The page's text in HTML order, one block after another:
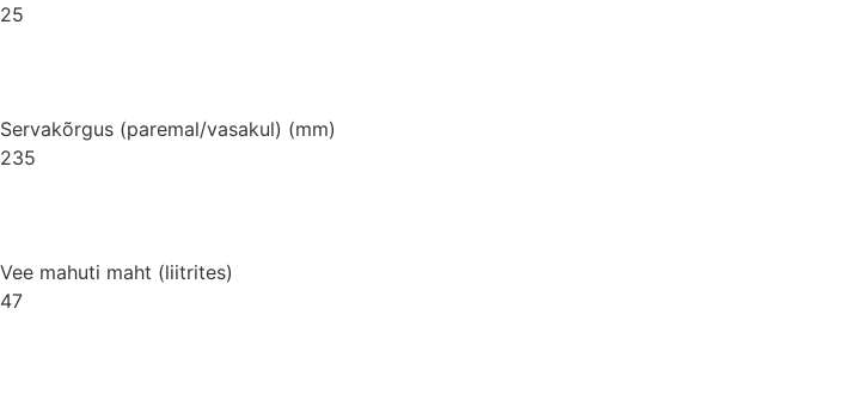
25
Servakõrgus (paremal/vasakul) (mm)
235
Vee mahuti maht (liitrites)
47